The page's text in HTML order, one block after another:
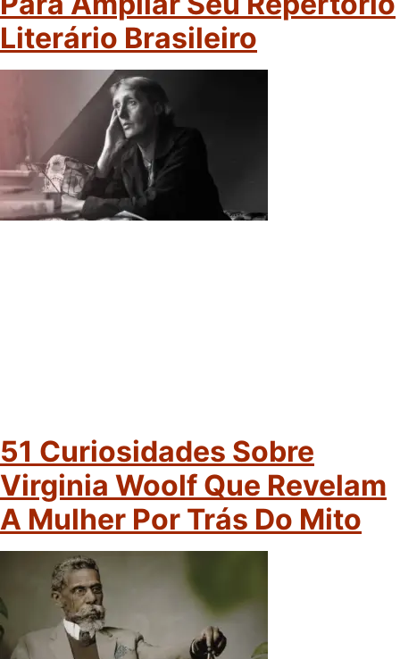
Literário Brasileiro
51 Curiosidades Sobre
Virginia Woolf Que Revelam
A Mulher Por Trás Do Mito